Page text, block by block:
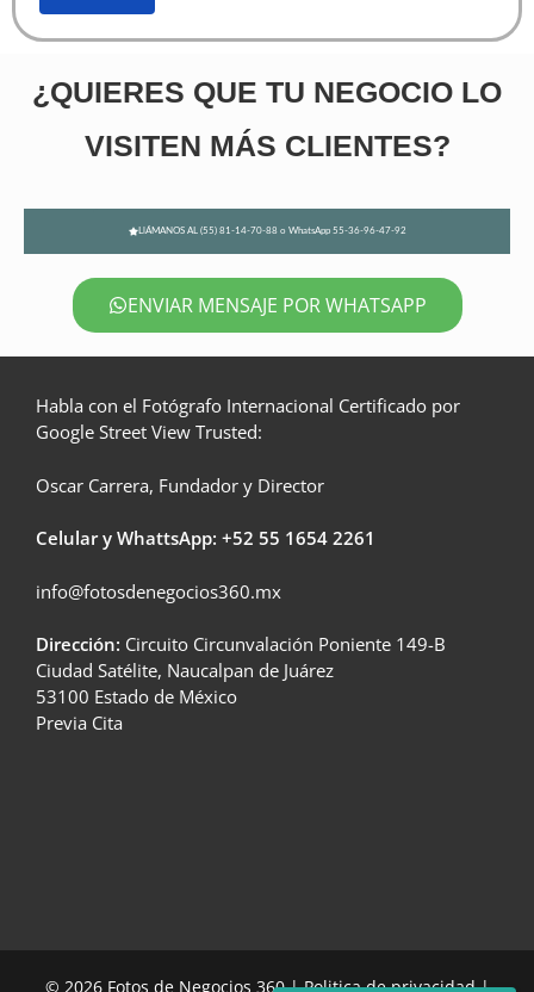
¿QUIERES QUE TU NEGOCIO LO
VISITEN MÁS CLIENTES?
LlÁMANOS AL (55) 81-14-70-88 o WhatsApp 55-36-96-47-92
ENVIAR MENSAJE POR WHATSAPP
Habla con el Fotógrafo Internacional Certificado por
Google Street View Trusted:
Oscar Carrera, Fundador y Director
Celular y WhattsApp: +52 55 1654 2261
info@fotosdenegocios360.mx
Dirección: Circuito Circunvalación Poniente 149-B
Ciudad Satélite, Naucalpan de Juárez
53100 Estado de México
Previa Cita
© 2026 Fotos de Negocios 360 |Politica de privacidad|